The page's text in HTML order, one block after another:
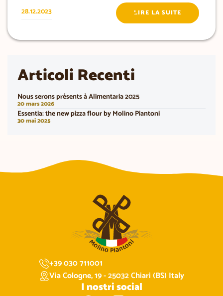
28.12.2023 LIRE LA SUITE
Articoli Recenti
Nous serons présents à Alimentaria 2025
20 mars 2026
Essentia: the new pizza flour by Molino Piantoni
30 mai 2025
+39 030 711001
Via Cologne, 19 - 25032 Chiari (BS) Italy
I nostri social